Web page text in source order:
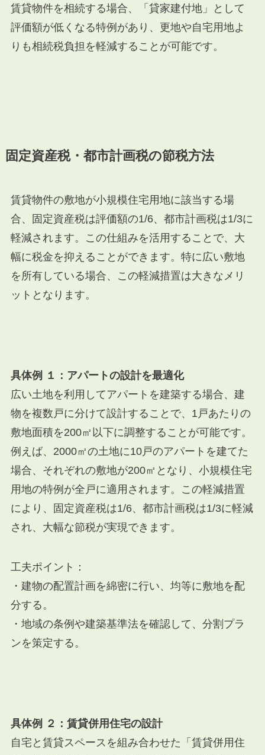
賃貸物件を相続する場合、「貸家建付地」として
評価額が低くなる特例があり、更地や自宅用地よ
りも相続税負担を軽減することが可能です。
固定資産税・都市計画税の節税方法
賃貸物件の敷地が小規模住宅用地に該当する場
合、固定資産税は評価額の1/6、都市計画税は1/3に
軽減されます。この仕組みを活用することで、大
幅に税金を抑えることができます。特に広い敷地
を所有している場合、この軽減措置は大きなメリ
ットとなります。
具体例 １：アパートの設計を最適化
広い土地を利用してアパートを建築する場合、建
物を複数戸に分けて設計することで、1戸あたりの
敷地面積を200㎡以下に調整することが可能です。
例えば、2000㎡の土地に10戸のアパートを建てた
場合、それぞれの敷地が200㎡となり、小規模住宅
用地の特例が全戸に適用されます。この軽減措置
により、固定資産税は1/6、都市計画税は1/3に軽減
され、大幅な節税が実現できます。
工夫ポイント：
・建物の配置計画を綿密に行い、均等に敷地を配
分する。
・地域の条例や建築基準法を確認して、分割プラ
ンを策定する。
具体例 ２：賃貸併用住宅の設計
自宅と賃貸スペースを組み合わせた「賃貸併用住